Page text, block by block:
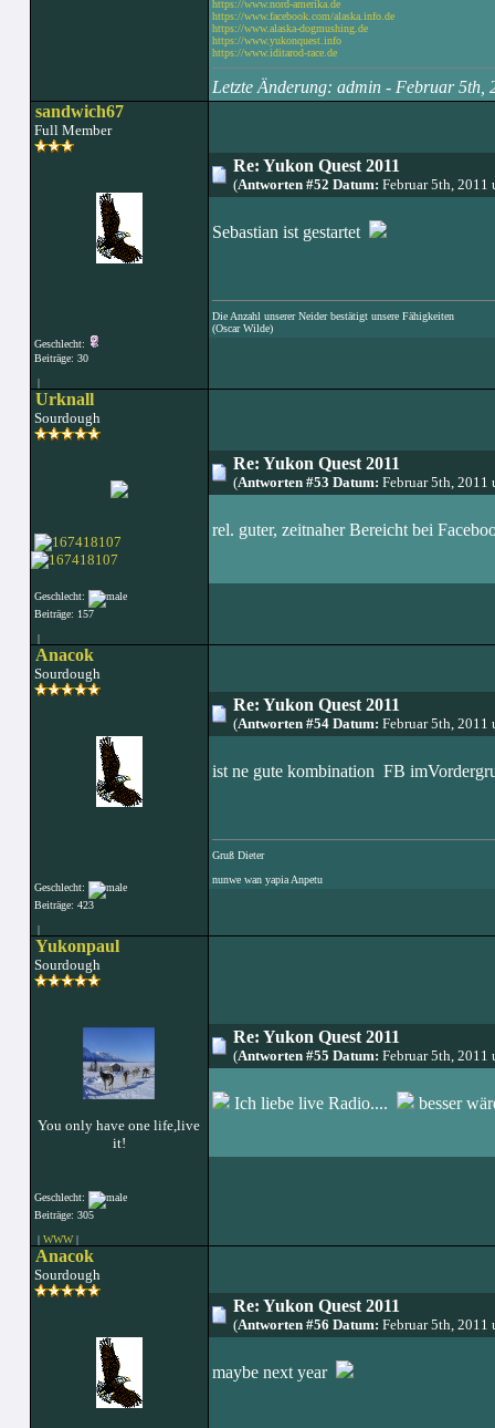
https://www.nord-amerika.de
https://www.facebook.com/alaska.info.de
https://www.alaska-dogmushing.de
https://www.yukonquest.info
https://www.iditarod-race.de
Letzte Änderung: admin - Februar 5th,
sandwich67
Full Member
Geschlecht:
Beiträge: 30
|
Re: Yukon Quest 2011
(Antworten #52 Datum: Februar 5th, 2011
Sebastian ist gestartet
Die Anzahl unserer Neider bestätigt unsere Fähigkeiten
(Oscar Wilde)
Urknall
Sourdough
Geschlecht:
Beiträge: 157
|
Re: Yukon Quest 2011
(Antworten #53 Datum: Februar 5th, 2011
rel. guter, zeitnaher Bereicht bei
Anacok
Sourdough
Geschlecht:
Beiträge: 423
|
Re: Yukon Quest 2011
(Antworten #54 Datum: Februar 5th, 2011
ist ne gute kombination FB
Gruß Dieter
nunwe wan yapia Anpetu
Yukonpaul
Sourdough
You only have one life,live
it!
Geschlecht:
Beiträge: 305
| WWW|
Re: Yukon Quest 2011
(Antworten #55 Datum: Februar 5th, 2011
Ich liebe live Radio.... besser
Anacok
Sourdough
Re: Yukon Quest 2011
(Antworten #56 Datum: Februar 5th, 2011
maybe next year